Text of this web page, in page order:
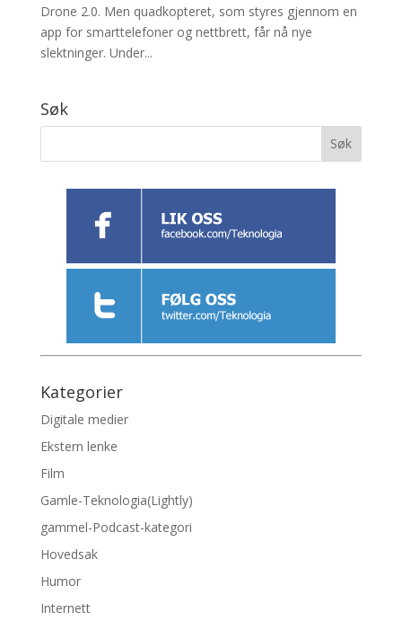
Drone 2.0. Men quadkopteret, som styres gjennom en
app for smarttelefoner og nettbrett, får nå nye
slektninger. Under...
Søk
Kategorier
Digitale medier
Ekstern lenke
Film
Gamle-Teknologia(Lightly)
gammel-Podcast-kategori
Hovedsak
Humor
Internett